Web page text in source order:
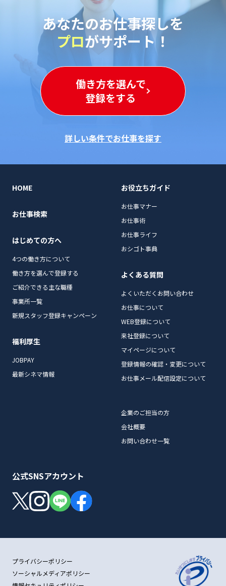
あなたのお仕事探しを
プロがサポート！
働き方を選んで
登録をする
詳しい条件でお仕事を探す
HOME
お仕事検索
はじめての方へ
4つの働き方について
働き方を選んで登録する
ご紹介できる主な職種
事業所一覧
新規スタッフ登録キャンペーン
福利厚生
JOBPAY
最新シネマ情報
お役立ちガイド
お仕事マナー
お仕事術
お仕事ライフ
おシゴト事典
よくある質問
よくいただくお問い合わせ
お仕事について
WEB登録について
来社登録について
マイページについて
登録情報の確認・変更について
お仕事メール配信設定について
企業のご担当の方
会社概要
お問い合わせ一覧
公式SNSアカウント
プライバシーポリシー
ソーシャルメディアポリシー